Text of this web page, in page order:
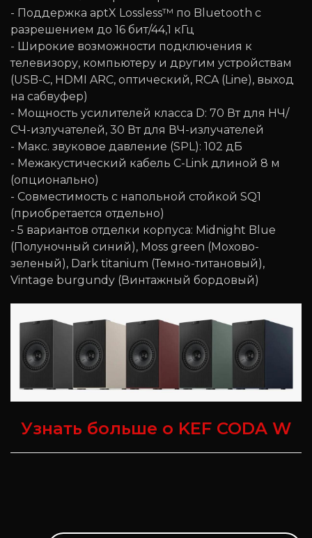
- Поддержка aptX Lossless™ по Bluetooth с
разрешением до 16 бит/44,1 кГц
- Широкие возможности подключения к
телевизору, компьютеру и другим устройствам
(USB-C, HDMI ARC, оптический, RCA (Line), выход
на сабвуфер)
- Мощность усилителей класса D: 70 Вт для НЧ/
СЧ-излучателей, 30 Вт для ВЧ-излучателей
- Макс. звуковое давление (SPL): 102 дБ
- Межакустический кабель C-Link длиной 8 м
(опционально)
- Совместимость с напольной стойкой SQ1
(приобретается отдельно)
- 5 вариантов отделки корпуса: Midnight Blue
(Полуночный синий), Moss green (Мохово-
зеленый), Dark titanium (Темно-титановый),
Vintage burgundy (Винтажный бордовый)
Узнать больше о KEF CODA W